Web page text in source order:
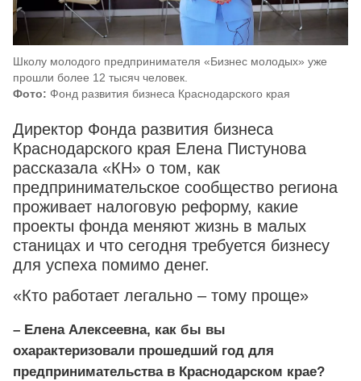
Школу молодого предпринимателя «Бизнес молодых» уже
прошли более 12 тысяч человек.
Фото: Фонд развития бизнеса Краснодарского края
Директор Фонда развития бизнеса
Краснодарского края Елена Пистунова
рассказала «КН» о том, как
предпринимательское сообщество региона
проживает налоговую реформу, какие
проекты фонда меняют жизнь в малых
станицах и что сегодня требуется бизнесу
для успеха помимо денег.
«Кто работает легально – тому проще»
– Елена Алексеевна, как бы вы
охарактеризовали прошедший год для
предпринимательства в Краснодарском крае?